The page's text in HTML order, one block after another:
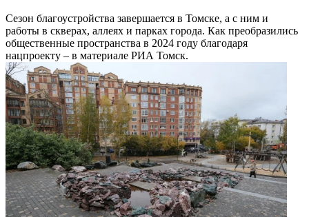
Сезон благоустройства завершается в Томске, а с ним и
работы в скверах, аллеях и парках города. Как преобразились
общественные пространства в 2024 году благодаря
нацпроекту – в материале РИА Томск.